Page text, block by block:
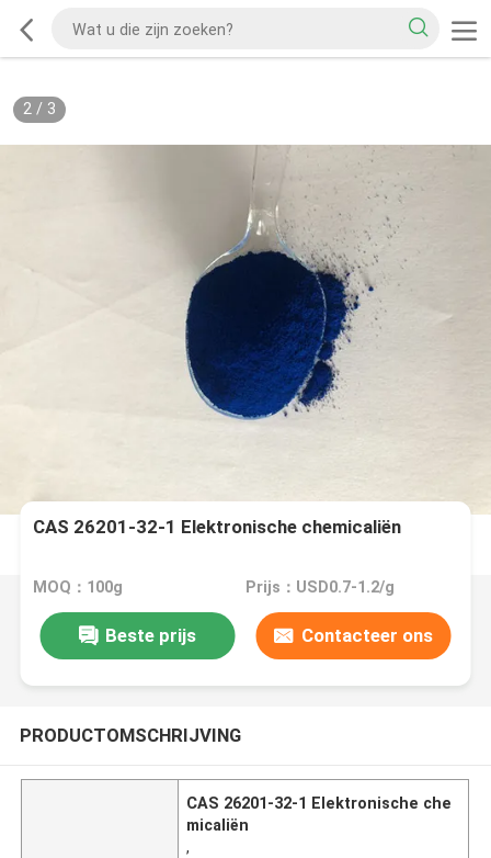
2/ 3
CAS 26201-32-1 Elektronische chemicaliën
MOQ：100g Prijs：USD0.7-1.2/g
Beste prijs Contacteer ons
PRODUCTOMSCHRIJVING
CAS 26201-32-1 Elektronische che
micaliën
,